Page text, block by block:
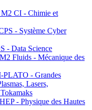
CI - Chimie et
- Système Cyber
- Data Science
Fluids - Mécanique des
- Grandes
Lasers,
- Physique des Hautes